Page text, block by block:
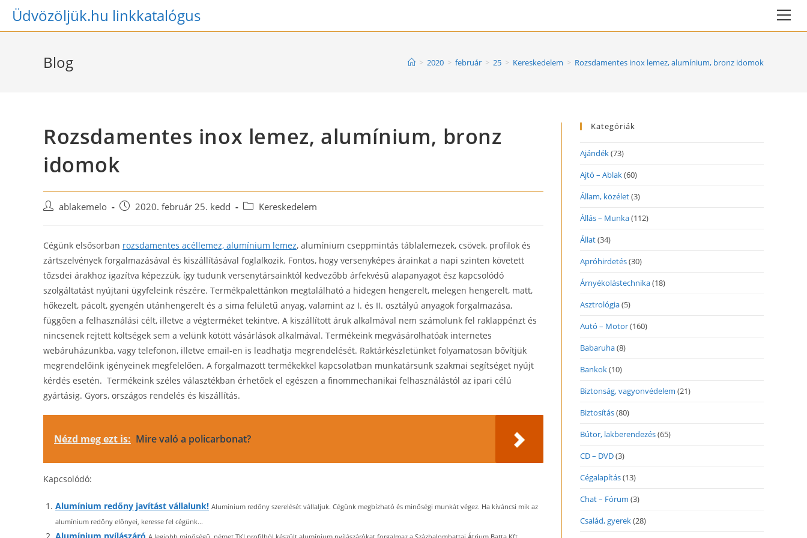
SkipÜdvözöljük.hu linkkatalógus
Blog > 2020 > február > 25 > Kereskedelem > Rozsdamentes inox lemez, alumínium, bronz idomok
Rozsdamentes inox lemez, alumínium, bronz
idomok
Postablakemelo
Post 2020. február 25. kedd
Post Kereskedelem
Cégünk elsősorban rozsdamentes acéllemez, alumínium lemez, alumínium cseppmintás táblalemezek, csövek, profilok és
zártszelvények forgalmazásával és kiszállításával foglalkozik. Fontos, hogy versenyképes árainkat a napi szinten követett
tőzsdei árakhoz igazítva képezzük, így tudunk versenytársainktól kedvezőbb árfekvésű alapanyagot ész kapcsolódó
szolgáltatást nyújtani ügyfeleink részére. Termékpalettánkon megtalálható a hidegen hengerelt, melegen hengerelt, matt,
hőkezelt, pácolt, gyengén utánhengerelt és a sima felületű anyag, valamint az I. és II. osztályú anyagok forgalmazása,
függően a felhasználási célt, illetve a végterméket tekintve. A kiszállított áruk alkalmával nem számolunk fel raklappénzt és
nincsenek rejtett költségek sem a velünk kötött vásárlások alkalmával. Termékeink megvásárolhatóak internetes
webáruházunkba, vagy telefonon, illetve email-en is leadhatja megrendelését. Raktárkészletünket folyamatosan bővítjük
megrendelőink igényeinek megfelelően. A forgalmazott termékekkel kapcsolatban munkatársunk szakmai segítséget nyújt
kérdés esetén. Termékeink széles választékban érhetőek el egészen a finommechanikai felhasználástól az ipari célú
gyártásig. Gyors, országos rendelés és kiszállítás.
Nézd meg ezt is: Mire való a policarbonat?
Kapcsolódó:
Alumínium redőny javítást vállalunk! Alumínium redőny szerelését vállaljuk. Cégünk megbízható és minőségi munkát végez. Ha kíváncsi mik az
alumínium redőny előnyei, keresse fel cégünk...
Kategóriák
Ajándék(73)
Ajtó – Ablak(60)
Állam, közélet(3)
Állás – Munka(112)
Állat(34)
Apróhirdetés(30)
Árnyékolástechnika(18)
Asztrológia(5)
Autó – Motor(160)
Babaruha(8)
Bankok(10)
Biztonság, vagyonvédelem (21)
Biztosítás(80)
Bútor, lakberendezés(65)
CD – DVD(3)
Cégalapítás(13)
Chat – Fórum (3)
Család, gyerek(28)